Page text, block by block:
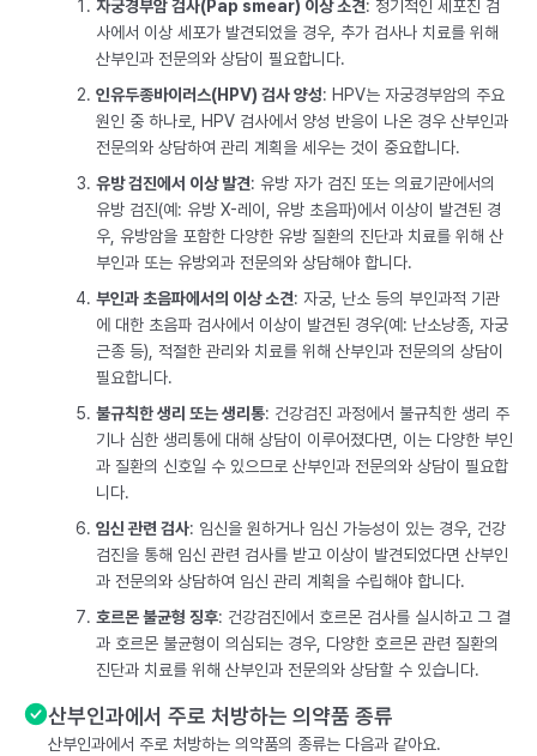
자궁경부암 검사(Pap smear) 이상 소견: 정기적인 세포진 검
사에서 이상 세포가 발견되었을 경우, 추가 검사나 치료를 위해
산부인과 전문의와 상담이 필요합니다.
인유두종바이러스(HPV) 검사 양성: HPV는 자궁경부암의 주요
원인 중 하나로, HPV 검사에서 양성 반응이 나온 경우 산부인과
전문의와 상담하여 관리 계획을 세우는 것이 중요합니다.
유방 검진에서 이상 발견: 유방 자가 검진 또는 의료기관에서의
유방 검진(예: 유방 X-레이, 유방 초음파)에서 이상이 발견된 경
우, 유방암을 포함한 다양한 유방 질환의 진단과 치료를 위해 산
부인과 또는 유방외과 전문의와 상담해야 합니다.
부인과 초음파에서의 이상 소견: 자궁, 난소 등의 부인과적 기관
에 대한 초음파 검사에서 이상이 발견된 경우(예: 난소낭종, 자궁
근종 등), 적절한 관리와 치료를 위해 산부인과 전문의의 상담이
필요합니다.
불규칙한 생리 또는 생리통: 건강검진 과정에서 불규칙한 생리 주
기나 심한 생리통에 대해 상담이 이루어졌다면, 이는 다양한 부인
과 질환의 신호일 수 있으므로 산부인과 전문의와 상담이 필요합
니다.
임신 관련 검사: 임신을 원하거나 임신 가능성이 있는 경우, 건강
검진을 통해 임신 관련 검사를 받고 이상이 발견되었다면 산부인
과 전문의와 상담하여 임신 관리 계획을 수립해야 합니다.
호르몬 불균형 징후: 건강검진에서 호르몬 검사를 실시하고 그 결
과 호르몬 불균형이 의심되는 경우, 다양한 호르몬 관련 질환의
진단과 치료를 위해 산부인과 전문의와 상담할 수 있습니다.
산부인과에서 주로 처방하는 의약품 종류
산부인과에서 주로 처방하는 의약품의 종류는 다음과 같아요.